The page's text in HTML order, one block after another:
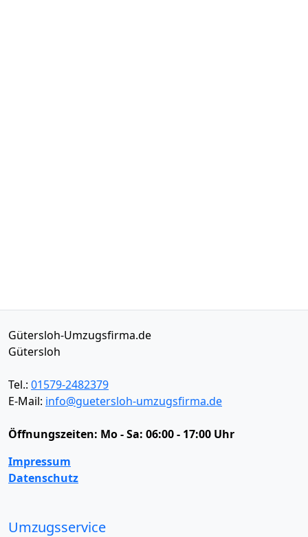
Gütersloh-Umzugsfirma.de
Gütersloh
Tel.: 01579-2482379
E-Mail: info@guetersloh-umzugsfirma.de
Öffnungszeiten: Mo - Sa: 06:00 - 17:00 Uhr
Impressum
Datenschutz
Umzugsservice